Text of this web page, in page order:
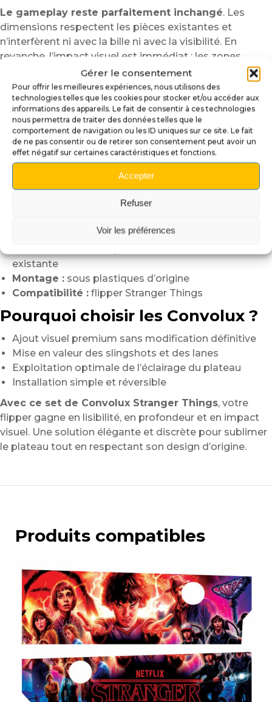
Gérer le consentement
Pour offrir les meilleures expériences, nous utilisons des
technologies telles que les cookies pour stocker et/ou accéder aux
informations des appareils. Le fait de consentir à ces technologies
nous permettra de traiter des données telles que le
comportement de navigation ou les ID uniques sur ce site. Le fait
de ne pas consentir ou de retirer son consentement peut avoir un
effet négatif sur certaines caractéristiques et fonctions.
Accepter
Refuser
Voir les préférences
Le gameplay reste parfaitement inchangé. Les
dimensions respectent les pièces existantes et
n’interfèrent ni avec la bille ni avec la visibilité. En
revanche, l’impact visuel est immédiat : les zones
souvent discrètes prennent de la profondeur et
renforcent l’identité graphique du flipper Stranger
Things.
Contenu du set :
2 x Convolux de slingshots découpés en plexiglass
2 x Convolux de lanes découpés et gravés en
Caractéristiques :
découpe de précision, gravure sur les lanes
existante
Montage : sous plastiques d’origine
Compatibilité : flipper Stranger Things
Pourquoi choisir les Convolux ?
Ajout visuel premium sans modification définitive
Mise en valeur des slingshots et des lanes
Exploitation optimale de l’éclairage du plateau
Installation simple et réversible
Avec ce set de Convolux Stranger Things, votre
flipper gagne en lisibilité, en profondeur et en impact
visuel. Une solution élégante et discrète pour sublimer
le plateau tout en respectant son design d’origine.
Produits compatibles